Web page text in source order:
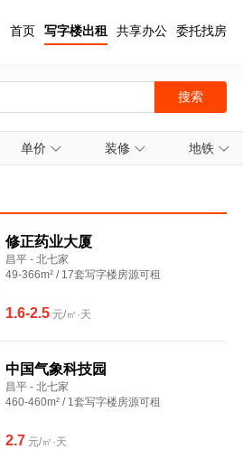
首页 写字楼出租 共享办公 委托找房
单价 装修 地铁
修正药业大厦
昌平 - 北七家
49-366m² / 17套写字楼房源可租
1.6-2.5元/㎡·天
中国气象科技园
昌平 - 北七家
460-460m² / 1套写字楼房源可租
2.7 元/㎡·天